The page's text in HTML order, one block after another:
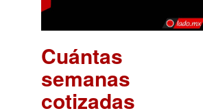
Cuántas
semanas
cotizadas